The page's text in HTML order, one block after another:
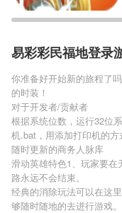
易彩彩民福地登录
你准备好开始新的旅程了
的时装！
对于开发者/贡献者
根据系统位数，运行32位
机.bat，用添加打印机的方
随时更新的商务人脉库
滑动英雄特色1、玩家要
路永远不会结束。
经典的消除玩法可以在这
够随时随地的去进行游戏。